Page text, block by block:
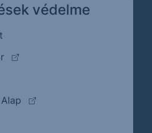
védelme
(külső oldalra ugrik)
oldalra ugrik)
(külső oldalra ugrik)